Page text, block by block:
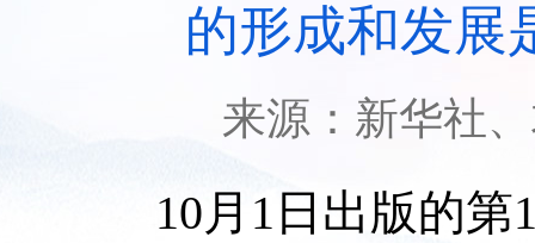
的形成和发展
来源： 新华社
10月1日出版的第